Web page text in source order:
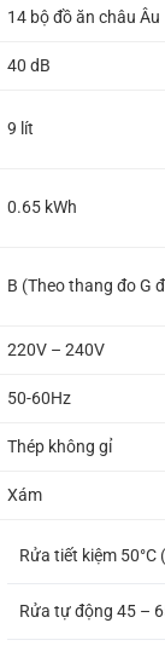
14 bộ đồ ăn châu Âu
40 dB
9 lít
0.65 kWh
B (Theo thang đo G
220V – 240V
50-60Hz
Thép không gỉ
Xám
Rửa tiết kiệm 50°C
Rửa tự động 45 –